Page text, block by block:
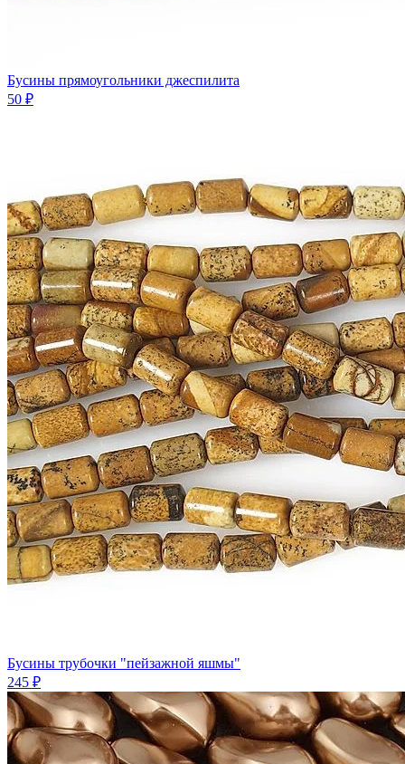
Бусины прямоугольники джеспилита
50 ₽
Бусины трубочки "пейзажной яшмы"
245 ₽